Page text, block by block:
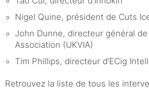
Nigel Quine, président de Cuts
John Dunne, directeur général de
Association (UKVIA)
Tim Phillips, directeur d’ECig
Retrouvez la liste de tous les